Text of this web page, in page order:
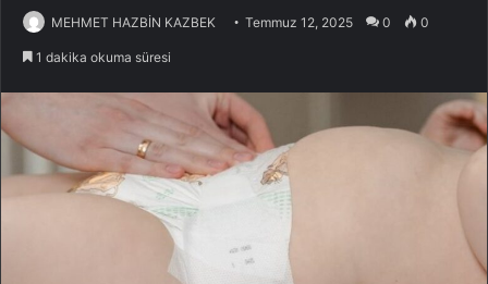
MEHMET HAZBİN KAZBEK Temmuz 12, 2025 0 0
1 dakika okuma süresi